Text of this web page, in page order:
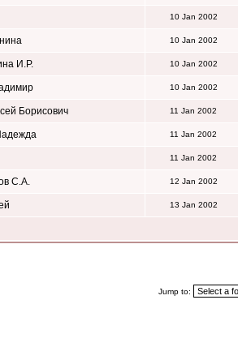
10 Jan 2002
10 Jan 2002
И.Р. 10 Jan 2002
10 Jan 2002
Борисович 11 Jan 2002
11 Jan 2002
11 Jan 2002
С.А. 12 Jan 2002
13 Jan 2002
Jump to: